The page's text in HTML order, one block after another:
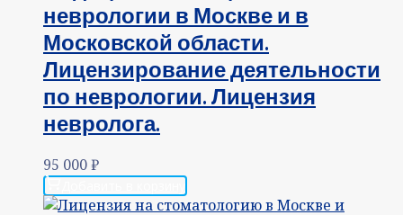
неврологии в Москве и в
Московской области.
Лицензирование деятельности
по неврологии. Лицензия
невролога.
95 000₽